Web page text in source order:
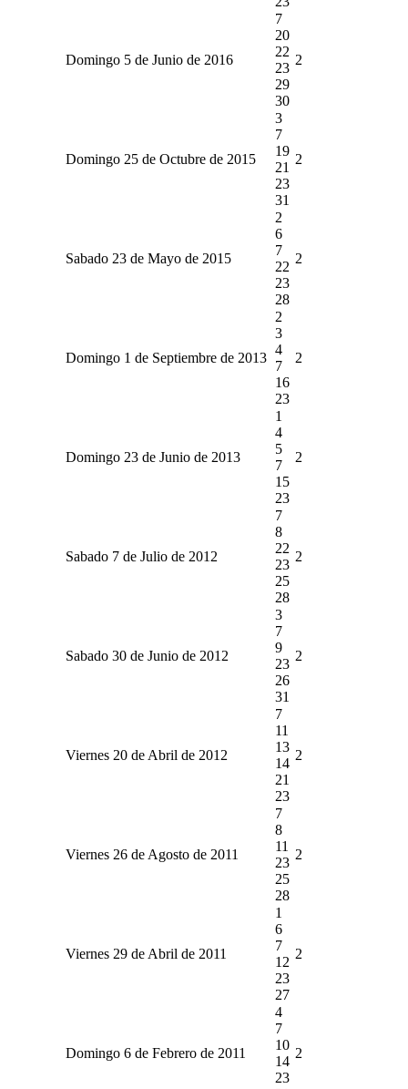
Domingo 5 de Junio de 2016
7
20
22
23
29
30
2
Domingo 25 de Octubre de 2015
3
7
19
21
23
31
2
Sabado 23 de Mayo de 2015
2
6
7
22
23
28
2
Domingo 1 de Septiembre de 2013
2
3
4
7
16
23
2
Domingo 23 de Junio de 2013
1
4
5
7
15
23
2
Sabado 7 de Julio de 2012
7
8
22
23
25
28
2
Sabado 30 de Junio de 2012
3
7
9
23
26
31
2
Viernes 20 de Abril de 2012
7
11
13
14
21
23
2
Viernes 26 de Agosto de 2011
7
8
11
23
25
28
2
Viernes 29 de Abril de 2011
1
6
7
12
23
27
2
Domingo 6 de Febrero de 2011
4
7
10
14
23
2